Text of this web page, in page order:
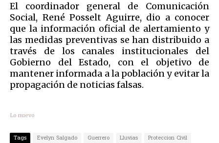
El coordinador general de Comunicación
Social, René Posselt Aguirre, dio a conocer
que la información oficial de alertamiento y
las medidas preventivas se han distribuido a
través de los canales institucionales del
Gobierno del Estado, con el objetivo de
mantener informada a la población y evitar la
propagación de noticias falsas.
Lo nuevo
Tags Evelyn Salgado Guerrero Lluvias Proteccion Civil